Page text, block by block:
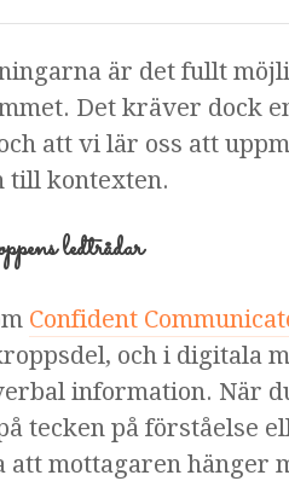
är det fullt
Det kräver dock
att vi lär oss att
till kontexten.
ledtrådar
Confident
och i digitala
information. När
tecken på förståelse
att mottagaren hänger